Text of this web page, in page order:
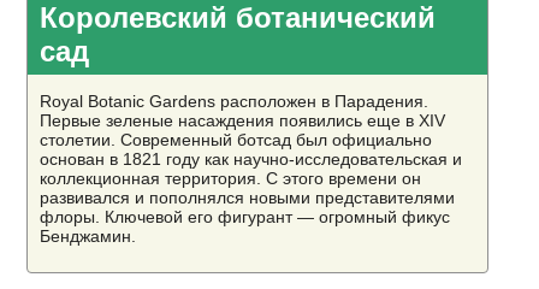
Королевский ботанический
сад
Royal Botanic Gardens расположен в Парадения.
Первые зеленые насаждения появились еще в XIV
столетии. Современный ботсад был официально
основан в 1821 году как научно-исследовательская и
коллекционная территория. С этого времени он
развивался и пополнялся новыми представителями
флоры. Ключевой его фигурант — огромный фикус
Бенджамин.